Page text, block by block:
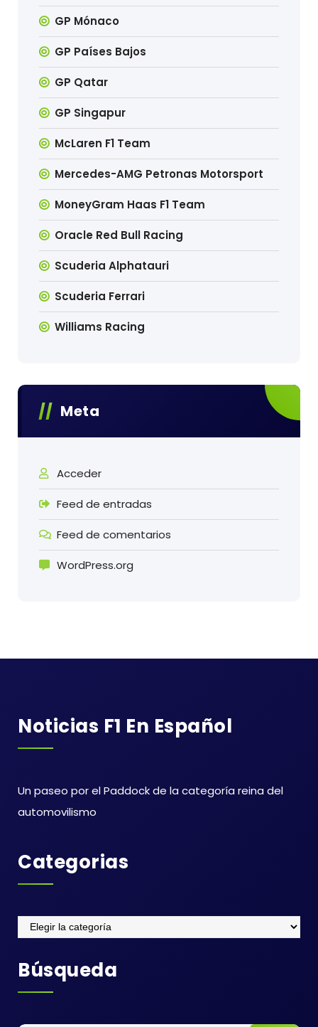
GP Mónaco
GP Países Bajos
GP Qatar
GP Singapur
McLaren F1 Team
Mercedes-AMG Petronas Motorsport
MoneyGram Haas F1 Team
Oracle Red Bull Racing
Scuderia Alphatauri
Scuderia Ferrari
Williams Racing
Meta
Acceder
Feed de entradas
Feed de comentarios
WordPress.org
Noticias F1 En Español
Un paseo por el Paddock de la categoría reina del
automovilismo
Categorias
Categorias
Búsqueda